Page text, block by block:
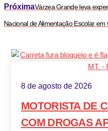
PróximaVárzea Grande leva
Nacional de Alimentação Escolar em
8 de agosto de 2026
MOTORISTA DE
COM DROGAS